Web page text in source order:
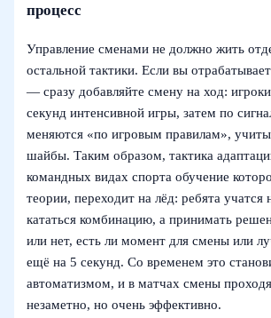
процесс
Управление сменами не должно жить
остальной тактики. Если вы
— сразу добавляйте смену на ход:
секунд интенсивной игры, затем по
меняются «по игровым правилам»,
шайбы. Таким образом, тактика
командных видах спорта обучение
теории, переходит на лёд: ребята учатся
кататься комбинацию, а принимать
или нет, есть ли момент для смены или
ещё на 5 секунд. Со временем это
автоматизмом, и в матчах смены
незаметно, но очень эффективно.